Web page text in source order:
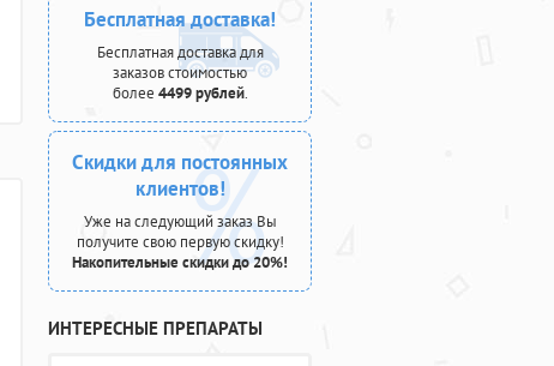
Бесплатная доставка!
Бесплатная доставка для
заказов стоимостью
более 4499 рублей.
Скидки для постоянных
клиентов!
Уже на следующий заказ Вы
получите свою первую скидку!
Накопительные скидки до 20%!
ИНТЕРЕСНЫЕ ПРЕПАРАТЫ